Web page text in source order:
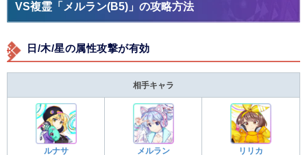
VS複霊「メルラン(B5)」の攻略方法
日/木/星の属性攻撃が有効
相手キャラ
ルナサ メルラン リリカ